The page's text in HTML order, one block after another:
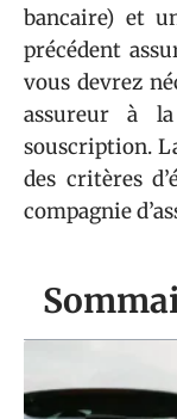
bancaire) et
précédent
vous devrez
assureur à
souscription.
des critères
compagnie